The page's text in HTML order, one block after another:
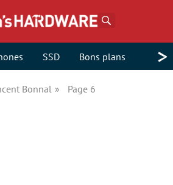
SSD Bons plans >
Bonnal Page 6